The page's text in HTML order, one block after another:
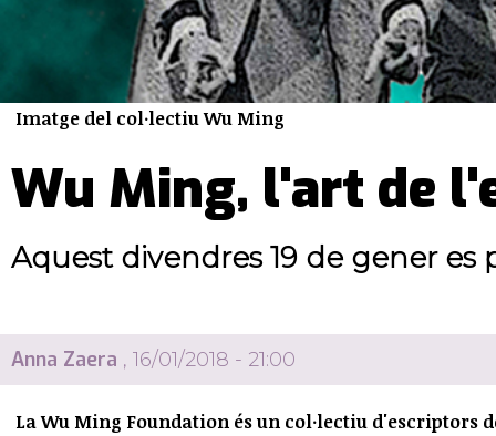
Imatge del col·lectiu Wu Ming
Wu Ming, l'art de
Aquest divendres 19 de gener
Anna Zaera , 16/01/2018 - 21:00
La Wu Ming Foundation és un col·lectiu d'escriptors